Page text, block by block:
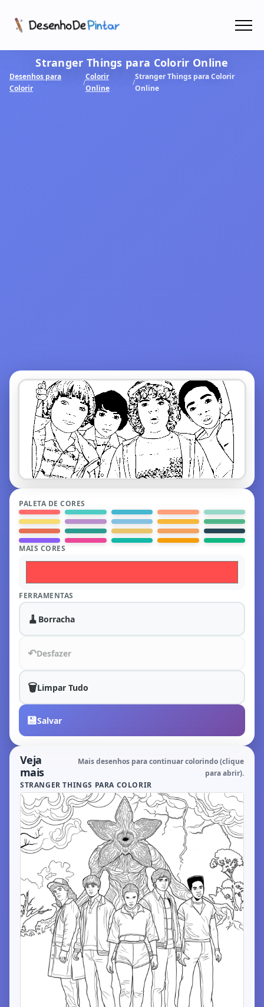
Coletâneas de Desenhos - PDF
Colorir Online
Stranger Things para Colorir Online
Desenhos para
Colorir
/
Colorir
Online
/
Stranger Things para Colorir
Online
PALETA DE CORES
MAIS CORES
FERRAMENTAS
🧹 Borracha
↶Desfazer
🗑️Limpar Tudo
💾Salvar
Veja
mais
Mais desenhos para continuar colorindo (clique
para abrir).
STRANGER THINGS PARA COLORIR